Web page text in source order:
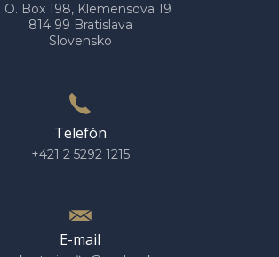
O. Box 198, Klemensova 19
814 99 Bratislava
Slovensko
Telefón
+421 2 5292 1215
E-mail